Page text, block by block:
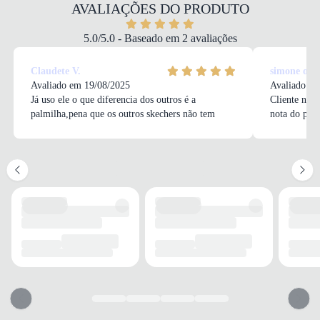
PALMILHA
FECHAMENTO
Cadarço
SOLADO
MATERIAL
Borracha
FORRO
Têxtil
RESPIRABILIDADE
AVALIAÇÕES DO PRODUTO
5.0/5.0 - Baseado em 2 avaliações
Claudete V.
Avaliado em 19/08/2025
Já uso ele o que diferencia dos outros é a
palmilha,pena que os outros skechers não tem
simone o.
Avaliado
Cliente não
nota do